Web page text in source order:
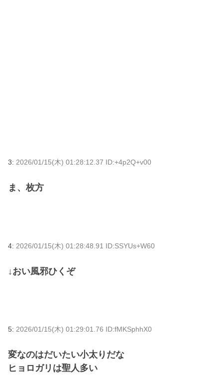
3: 2026/01/15(木) 01:28:12.37 ID:+4p2Q+v00
ま、枚方
4: 2026/01/15(木) 01:28:48.91 ID:SSYUs+W60
↓おい風邪ひくぞ
5: 2026/01/15(木) 01:29:01.76 ID:fMKSphhX0
変なのはだいたい小太りだな
ヒョロガリは聖人多い